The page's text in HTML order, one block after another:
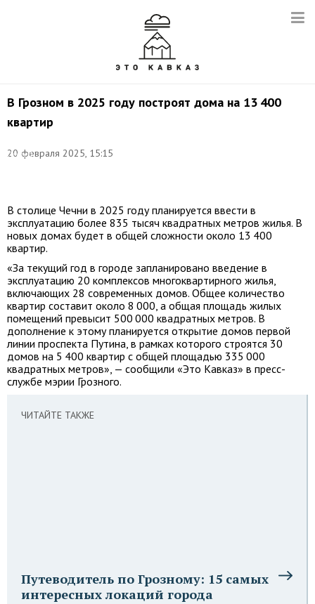
В Грозном в 2025 году построят дома на 13 400
квартир
20 февраля 2025, 15:15
Сергей
В столице Чечни в 2025 году планируется ввести в
эксплуатацию более 835 тысяч квадратных метров жилья. В
новых домах будет в общей сложности около 13 400
квартир.
«За текущий год в городе запланировано введение в
эксплуатацию 20 комплексов многоквартирного жилья,
включающих 28 современных домов. Общее количество
квартир составит около 8 000, а общая площадь жилых
помещений превысит 500 000 квадратных метров. В
дополнение к этому планируется открытие домов первой
линии проспекта Путина, в рамках которого строятся 30
домов на 5 400 квартир с общей площадью 335 000
квадратных метров», — сообщили «Это Кавказ» в пресс-
службе мэрии Грозного.
ЧИТАЙТЕ ТАКЖЕ
Путеводитель по Грозному: 15 самых
интересных локаций города